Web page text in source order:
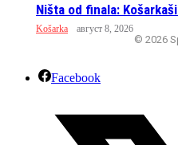
Ništa od finala:
Košarka август 8, 2026
© 2026
Facebook